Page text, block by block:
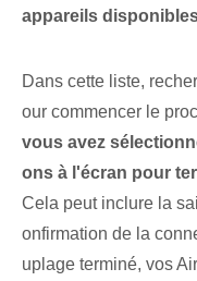
appareils
Dans cette liste,
our commencer le
vous avez
ons à l'écran pour
Cela peut inclure la
onfirmation de la
uplage terminé, vos